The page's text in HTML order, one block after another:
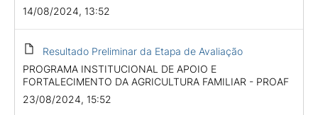
14/08/2024, 13:52
Resultado Preliminar da Etapa de Avaliação
PROGRAMA INSTITUCIONAL DE APOIO E
FORTALECIMENTO DA AGRICULTURA FAMILIAR - PROAF
23/08/2024, 15:52